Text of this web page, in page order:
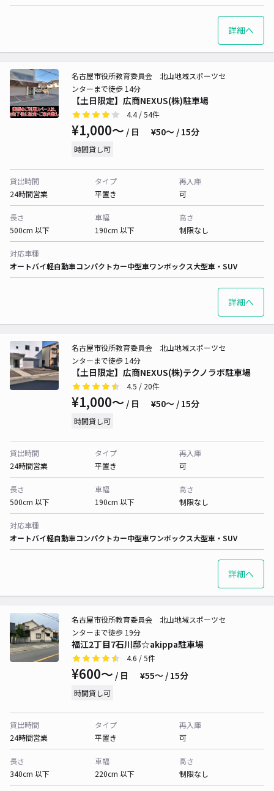
詳細へ
【土日限定】広商NEXUS(株)駐車場
名古屋市役所教育委員会 北山地域スポーツセ
ンターまで徒歩 14分
4.4/ 54件
¥1,000〜 / 日 ¥50〜 / 15分
時間貸し可
貸出時間
24時間営業
タイプ
平置き
再入庫
可
長さ
500cm 以下
車幅
190cm 以下
高さ
制限なし
対応車種
オートバイ軽自動車コンパクトカー中型車ワンボックス大型車・SUV
詳細へ
【土日限定】広商NEXUS(株)テクノラボ駐車場
名古屋市役所教育委員会 北山地域スポーツセ
ンターまで徒歩 14分
4.5 / 20件
¥1,000〜 / 日 ¥50〜 / 15分
時間貸し可
貸出時間
24時間営業
タイプ
平置き
再入庫
可
長さ
500cm 以下
車幅
190cm 以下
高さ
制限なし
対応車種
オートバイ軽自動車コンパクトカー中型車ワンボックス大型車・SUV
詳細へ
福江2丁目7石川邸☆akippa駐車場
名古屋市役所教育委員会 北山地域スポーツセ
ンターまで徒歩 19分
4.6 / 5件
¥600〜 / 日 ¥55〜 / 15分
時間貸し可
貸出時間
24時間営業
タイプ
平置き
再入庫
可
長さ
340cm 以下
車幅
220cm 以下
高さ
制限なし